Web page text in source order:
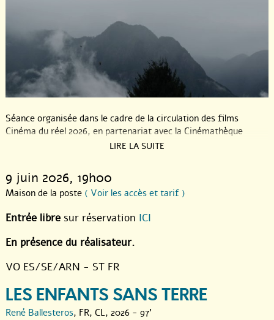
Séance organisée dans le cadre de la circulation des films
Cinéma du réel 2026, en partenariat avec la Cinémathèque
LIRE LA SUITE
9 juin 2026, 19h00
Maison de la poste ( Voir les accès et tarif )
Entrée libre sur réservation ICI
En présence du réalisateur.
VO ES/SE/ARN - ST FR
LES ENFANTS SANS TERRE
René Ballesteros, FR, CL, 2026 - 97'